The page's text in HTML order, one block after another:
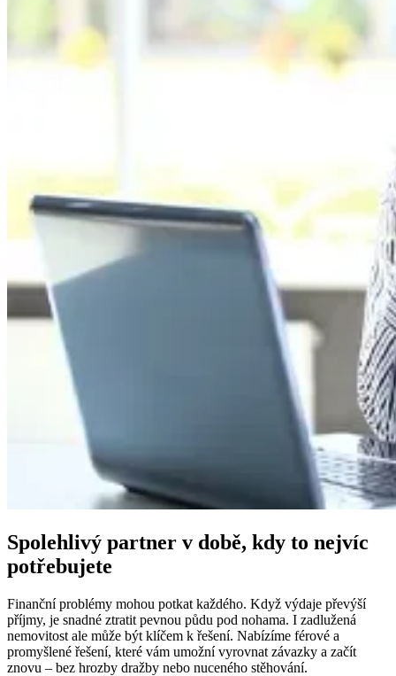
Spolehlivý partner v době, kdy to nejvíc
potřebujete
Finanční problémy mohou potkat každého. Když výdaje převýší
příjmy, je snadné ztratit pevnou půdu pod nohama. I zadlužená
nemovitost ale může být klíčem k řešení. Nabízíme férové a
promyšlené řešení, které vám umožní vyrovnat závazky a začít
znovu – bez hrozby dražby nebo nuceného stěhování.